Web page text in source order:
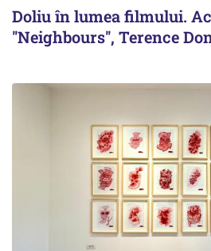
Doliu în lumea filmului.
''Neighbours'', Terence